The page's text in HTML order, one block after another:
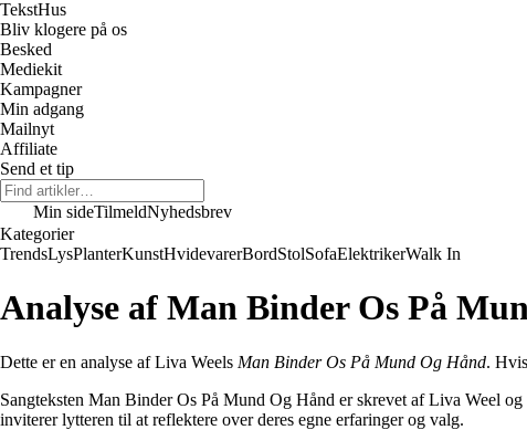
TekstHus
Bliv klogere på os
Besked
Mediekit
Kampagner
Min adgang
Mailnyt
Affiliate
Send et tip
Min sideTilmeldNyhedsbrev
Kategorier
TrendsLysPlanterKunstHvidevarerBordStolSofaElektrikerWalk In
Analyse af Man Binder Os På
Dette er en analyse af Liva Weels Man Binder Os På Mund Og Hånd.
Sangteksten Man Binder Os På Mund Og Hånd er skrevet af Liva Weel
inviterer lytteren til at reflektere over deres egne erfaringer og valg.